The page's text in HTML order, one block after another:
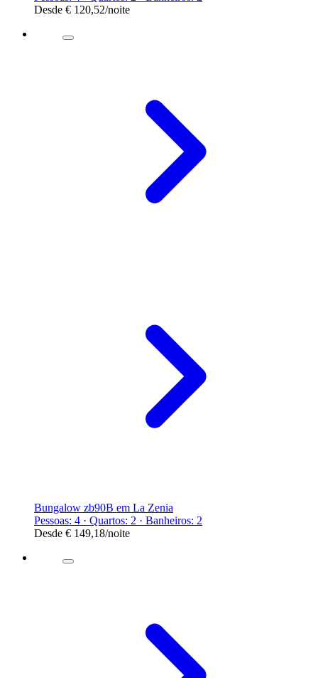
Desde € 120,52/noite
Bungalow zb90B em La Zenia
Pessoas: 4 · Quartos: 2 · Banheiros: 2
Desde € 149,18/noite